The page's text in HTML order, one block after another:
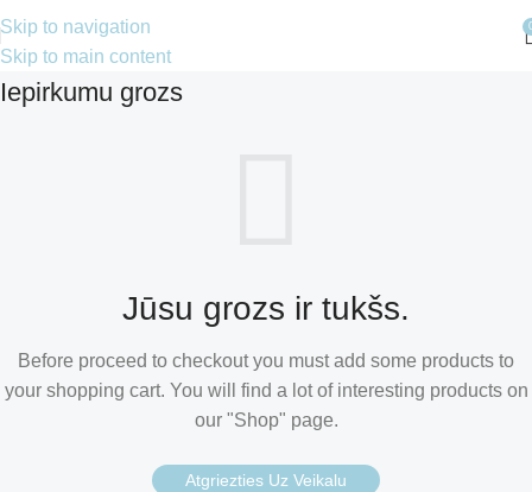
Skip to navigation
Skip to main content
Iepirkumu grozs
Jūsu grozs ir tukšs.
Before proceed to checkout you must add some products to
your shopping cart. You will find a lot of interesting products on
our "Shop" page.
Atgriezties Uz Veikalu